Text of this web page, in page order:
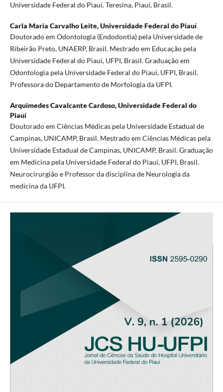
Universidade Federal do Piauí. Teresina, Piauí, Brasil.
Carla Maria Carvalho Leite,Universidade Federal do Piauí
Doutorado em Odontologia (Endodontia) pela Universidade de
Ribeirão Preto, UNAERP, Brasil. Mestrado em Educação pela
Universidade Federal do Piauí, UFPI, Brasil. Graduação em
Odontologia pela Universidade Federal do Piauí, UFPI, Brasil.
Professora do Departamento de Morfologia da UFPI.
Arquimedes Cavalcante Cardoso,Universidade Federal do
Piauí
Doutorado em Ciências Médicas pela Universidade Estadual de
Campinas, UNICAMP, Brasil. Mestrado em Ciências Médicas pela
Universidade Estadual de Campinas, UNICAMP, Brasil. Graduação
em Medicina pela Universidade Federal do Piauí, UFPI, Brasil.
Neurocirurgião e Professor da disciplina de Neurologia da
medicina da UFPI.